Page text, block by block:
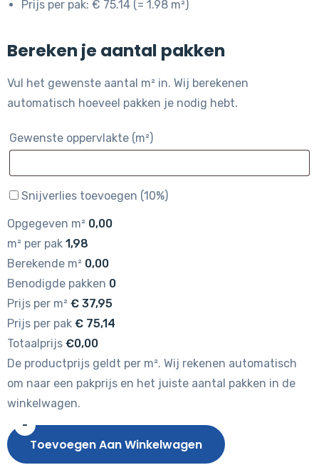
Prijs per pak: € 75.14 (= 1.98 m²)
Bereken je aantal pakken
Vul het gewenste aantal m² in. Wij berekenen
automatisch hoeveel pakken je nodig hebt.
Gewenste oppervlakte (m²)
Snijverlies toevoegen (10%)
Opgegeven m² 0,00
m² per pak 1,98
Berekende m² 0,00
Benodigde pakken 0
Prijs per m² € 37,95
Prijs per pak € 75,14
Totaalprijs €0,00
De productprijs geldt per m². Wij rekenen automatisch
om naar een pakprijs en het juiste aantal pakken in de
winkelwagen.
-
Gelasta
City
Toevoegen Aan Winkelwagen